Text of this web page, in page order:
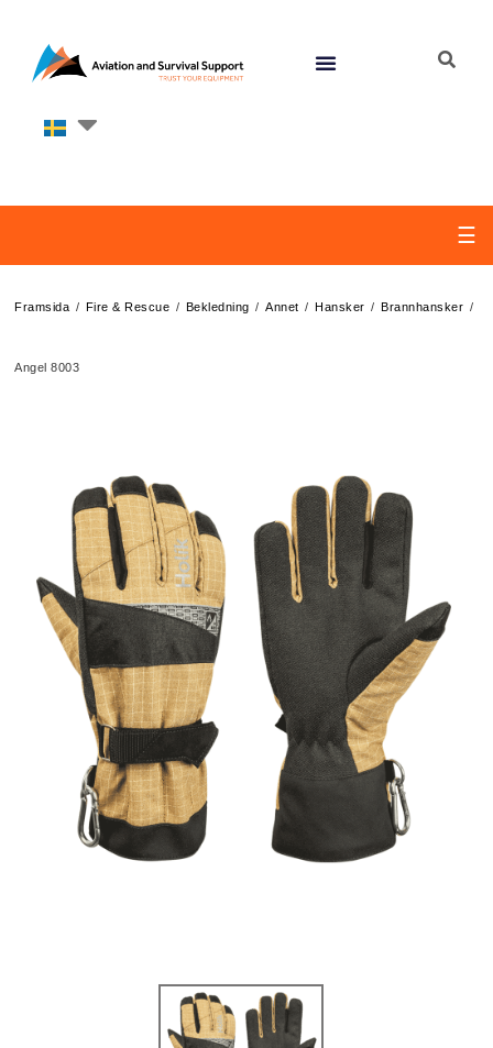
☰
Framsida / Fire & Rescue / Bekledning / Annet / Hansker / Brannhansker /
Angel 8003